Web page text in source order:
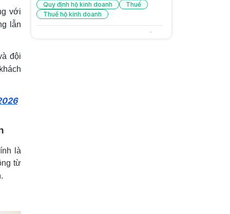
với
lẫn
đội
là
từ
Quảng cáo sai sự thật là gì? Cách
nhận biết và bảo vệ người tiêu
Quy định hộ kinh doanh
Thuế
Thuế hộ kinh doanh